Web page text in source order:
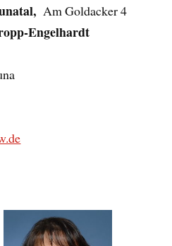
Am Goldacker 4
Engelhardt